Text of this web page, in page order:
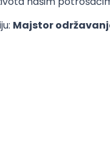
Majstor